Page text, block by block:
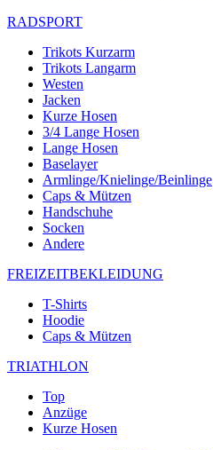
RADSPORT
Trikots Kurzarm
Trikots Langarm
Westen
Jacken
Kurze Hosen
3/4 Lange Hosen
Lange Hosen
Baselayer
Armlinge/Knielinge/Beinlinge
Caps & Mützen
Handschuhe
Socken
Andere
FREIZEITBEKLEIDUNG
T-Shirts
Hoodie
Caps & Mützen
TRIATHLON
Top
Anzüge
Kurze Hosen